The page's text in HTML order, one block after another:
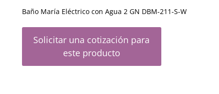
Baño María Eléctrico con Agua 2 GN DBM-211-S-W
Solicitar una cotización para
este producto